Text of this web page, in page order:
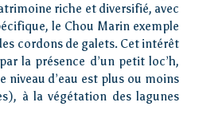
riche et diversifié, avec
le Chou Marin exemple
cordons de galets. Cet intérêt
la présence d’un petit loc’h,
d’eau est plus ou moins
à la végétation des lagunes